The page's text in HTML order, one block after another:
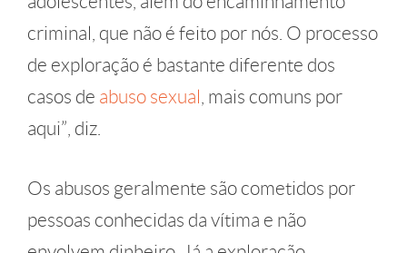
criminal, que não é feito por nós. O processo
de exploração é bastante diferente dos
casos de abuso sexual , mais comuns por
aqui”, diz.
Os abusos geralmente são cometidos por
pessoas conhecidas da vítima e não